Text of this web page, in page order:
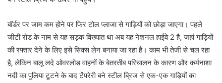
बॉर्डर पर जाम कम होने पर फिर टोल प्लाजा से गाड़ियों को छोड़ा जाएगा। पहले
जीटी रोड के नाम से यह सड़क विख्यात था अब यह नेशनल हाईवे 2 है, जहां गाड़ियों
की रफ्तार देने के लिए इसे सिक्स लेन बनाया जा रहा है। काम भी तेजी से चल रहा
है, लेकिन बालू लदे ओवरलोड वाहनों के बेतरतीब परिचालन के कारण और कर्मनाशा
नदी का पुलिया टूटने के बाद टेंपरेरी बने स्टील ब्रिज से एक-एक गाड़ियों का